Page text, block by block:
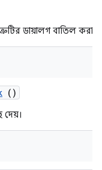
ডায়ালগ বাতিল করার
()
দেয়।